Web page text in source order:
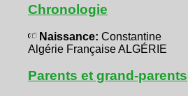
Chronologie
Naissance: Constantine
Algérie Française ALGÉRIE
Parents et grand-parents